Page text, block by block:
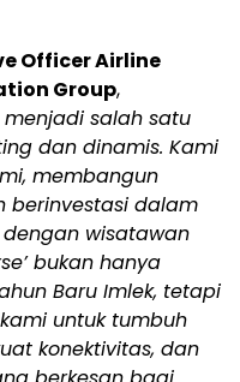
Officer Airline
Group,
menjadi salah satu
dan dinamis. Kami
membangun
berinvestasi dalam
wisatawan
bukan hanya
Baru Imlek, tetapi
untuk tumbuh
konektivitas, dan